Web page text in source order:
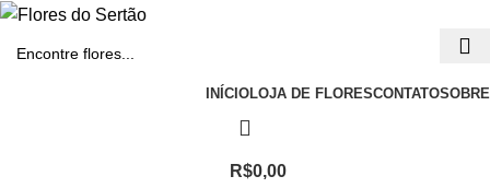
INÍCIOLOJA DE FLORESCONTATOSOBRE
R$0,00